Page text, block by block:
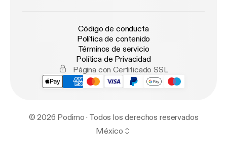
Código de conducta
Política de contenido
Términos de servicio
Política de Privacidad
Página con Certificado SSL
© 2026 Podimo · Todos los derechos reservados
México